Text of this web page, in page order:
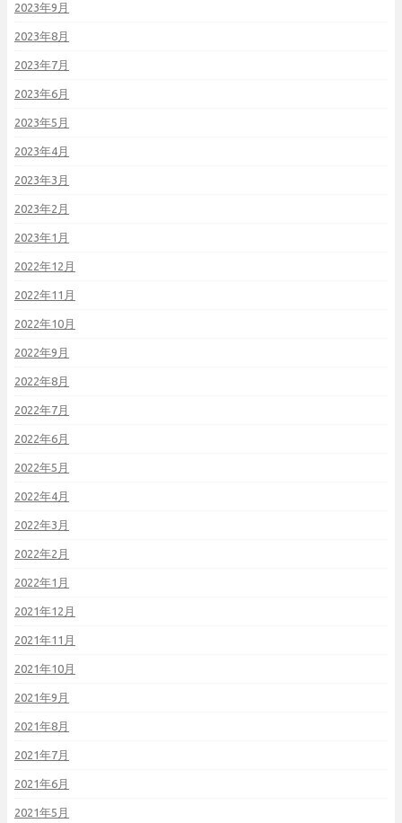
2023年9月
2023年8月
2023年7月
2023年6月
2023年5月
2023年4月
2023年3月
2023年2月
2023年1月
2022年12月
2022年11月
2022年10月
2022年9月
2022年8月
2022年7月
2022年6月
2022年5月
2022年4月
2022年3月
2022年2月
2022年1月
2021年12月
2021年11月
2021年10月
2021年9月
2021年8月
2021年7月
2021年6月
2021年5月